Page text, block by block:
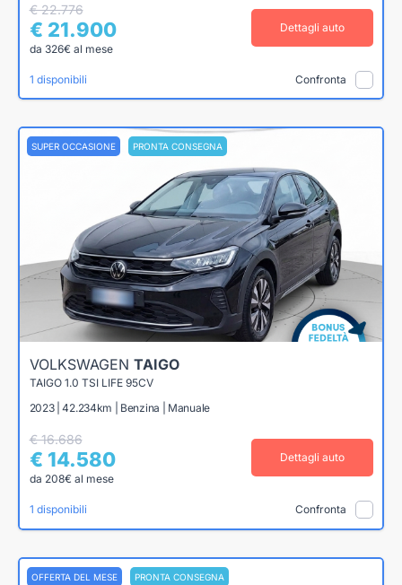
€ 22.776
€ 21.900
da 326€ al mese
Dettagli auto
1 disponibili Confronta
SUPER OCCASIONE PRONTA CONSEGNA
VOLKSWAGEN TAIGO
TAIGO 1.0 TSI LIFE 95CV
2023 | 42.234km | Benzina | Manuale
€ 16.686
€ 14.580
da 208€ al mese
Dettagli auto
1 disponibili Confronta
OFFERTA DEL MESE PRONTA CONSEGNA